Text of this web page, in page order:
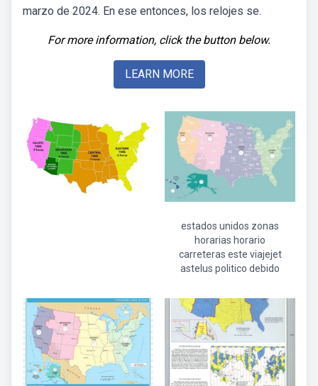
marzo de 2024. En ese entonces, los relojes se.
For more information, click the button below.
LEARN MORE
estados unidos zonas
horarias horario
carreteras este viajejet
astelus politico debido